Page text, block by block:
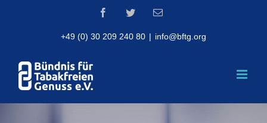
FacebookTwitterEmail
+49 (0) 30 209 240 80 | info@bftg.org